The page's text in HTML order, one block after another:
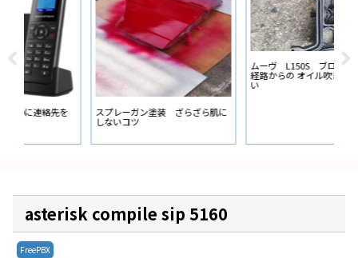
ムーヴ L150S ブローバイガス
経路からの オイル吹き返し量が多
い
ATOTO N-BOX バックカメラ ガ
イド線の設定
asterisk compile sip 5160
FreePBX